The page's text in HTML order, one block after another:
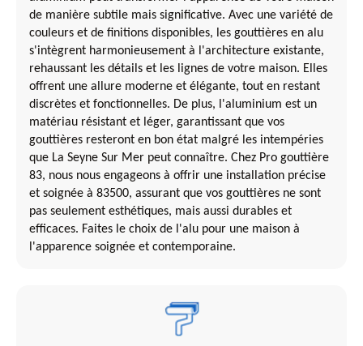
de manière subtile mais significative. Avec une variété de
couleurs et de finitions disponibles, les gouttières en alu
s'intègrent harmonieusement à l'architecture existante,
rehaussant les détails et les lignes de votre maison. Elles
offrent une allure moderne et élégante, tout en restant
discrètes et fonctionnelles. De plus, l'aluminium est un
matériau résistant et léger, garantissant que vos
gouttières resteront en bon état malgré les intempéries
que La Seyne Sur Mer peut connaître. Chez Pro gouttière
83, nous nous engageons à offrir une installation précise
et soignée à 83500, assurant que vos gouttières ne sont
pas seulement esthétiques, mais aussi durables et
efficaces. Faites le choix de l'alu pour une maison à
l'apparence soignée et contemporaine.